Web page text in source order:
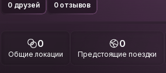
0 друзей 0 отзывов
0
Общие локации
0
Предстоящие поездки